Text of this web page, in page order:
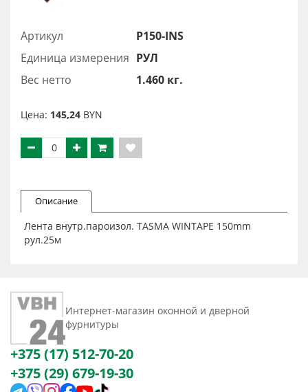
Артикул
P150-INS
Единица измерения РУЛ
Вес нетто
1.460 кг.
Цена: 145,24 BYN
Описание
Лента внутр.пароизол. TASMA WINTAPE 150mm
рул.25м
Интернет-магазин оконной и дверной
фурнитуры
+375 (17) 512-70-20
+375 (29) 679-19-30